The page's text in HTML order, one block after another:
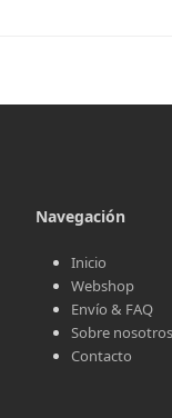
Navegación
Inicio
Webshop
Envío & FAQ
Sobre nosotros
Contacto